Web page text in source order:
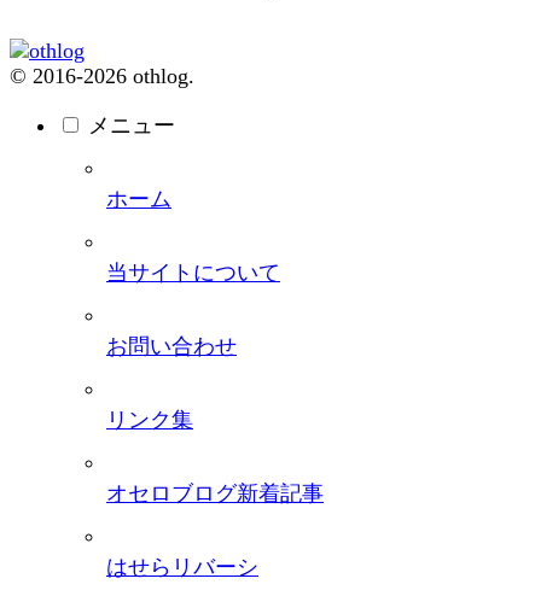
© 2016-2026 othlog.
メニュー
ホーム
当サイトについて
お問い合わせ
リンク集
オセロブログ新着記事
はせらリバーシ